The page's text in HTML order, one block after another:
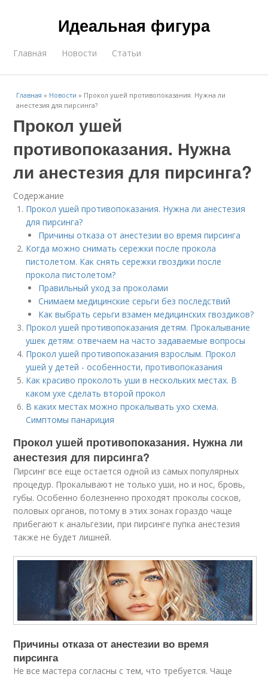
Идеальная фигура
Главная Новости Статьи
Главная » Новости » Прокол ушей противопоказания. Нужна ли
анестезия для пирсинга?
Прокол ушей
противопоказания. Нужна
ли анестезия для пирсинга?
Содержание
Прокол ушей противопоказания. Нужна ли анестезия
для пирсинга?
Причины отказа от анестезии во время пирсинга
Когда можно снимать сережки после прокола
пистолетом. Как снять сережки гвоздики после
прокола пистолетом?
Правильный уход за проколами
Снимаем медицинские серьги без последствий
Как выбрать серьги взамен медицинских гвоздиков?
Прокол ушей противопоказания детям. Прокалывание
ушек детям: отвечаем на часто задаваемые вопросы
Прокол ушей противопоказания взрослым. Прокол
ушей у детей - особенности, противопоказания
Как красиво проколоть уши в нескольких местах. В
каком ухе сделать второй прокол
В каких местах можно прокалывать ухо схема.
Симптомы панариция
Прокол ушей противопоказания. Нужна ли
анестезия для пирсинга?
Пирсинг все еще остается одной из самых популярных
процедур. Прокалывают не только уши, но и нос, бровь,
губы. Особенно болезненно проходят проколы сосков,
половых органов, потому в этих зонах гораздо чаще
прибегают к анальгезии, при пирсинге пупка анестезия
также не будет лишней.
Причины отказа от анестезии во время
пирсинга
Не все мастера согласны с тем, что требуется. Чаще